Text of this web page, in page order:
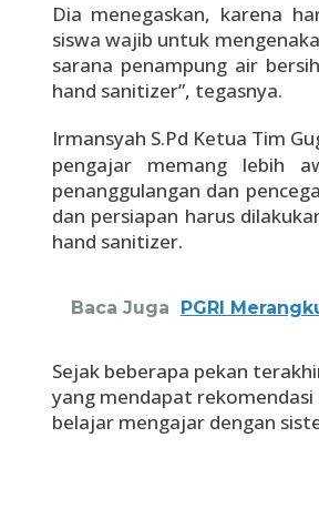
Dia menegaskan, karena
siswa wajib untuk
sarana penampung air
hand sanitizer”, tegasnya.
Irmansyah S.Pd Ketua Tim
pengajar memang lebih
penanggulangan dan
dan persiapan harus
hand sanitizer.
Baca Juga PGRI
Sejak beberapa pekan
yang mendapat
belajar mengajar dengan